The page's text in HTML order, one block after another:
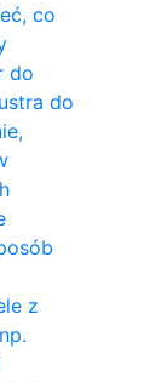
co
do
do
z